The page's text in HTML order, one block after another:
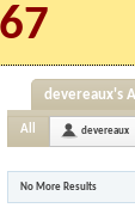
devereaux's
All devereaux
No More Results